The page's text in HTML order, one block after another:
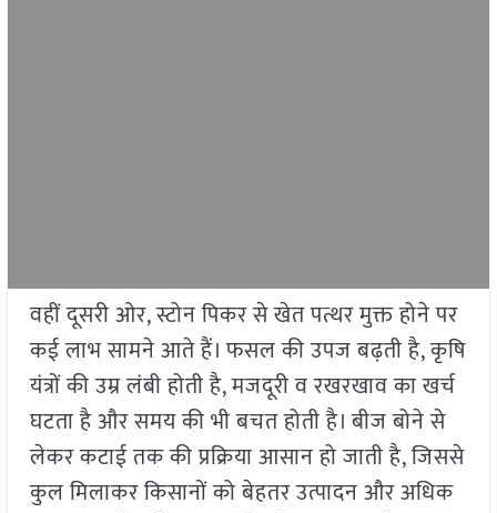
वहीं दूसरी ओर, स्टोन पिकर से खेत पत्थर मुक्त होने पर
कई लाभ सामने आते हैं। फसल की उपज बढ़ती है, कृषि
यंत्रों की उम्र लंबी होती है, मजदूरी व रखरखाव का खर्च
घटता है और समय की भी बचत होती है। बीज बोने से
लेकर कटाई तक की प्रक्रिया आसान हो जाती है, जिससे
कुल मिलाकर किसानों को बेहतर उत्पादन और अधिक